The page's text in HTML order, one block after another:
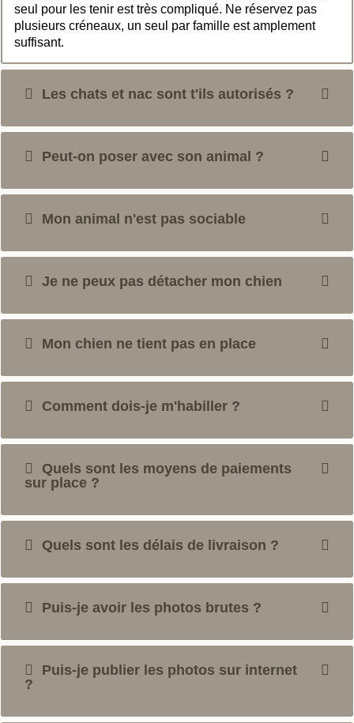
seul pour les tenir est très compliqué. Ne réservez pas
plusieurs créneaux, un seul par famille est amplement
suffisant.
Les chats et nac sont t'ils autorisés ?
Peut-on poser avec son animal ?
Mon animal n'est pas sociable
Je ne peux pas détacher mon chien
Mon chien ne tient pas en place
Comment dois-je m'habiller ?
Quels sont les moyens de paiements
sur place ?
Quels sont les délais de livraison ?
Puis-je avoir les photos brutes ?
Puis-je publier les photos sur internet
?